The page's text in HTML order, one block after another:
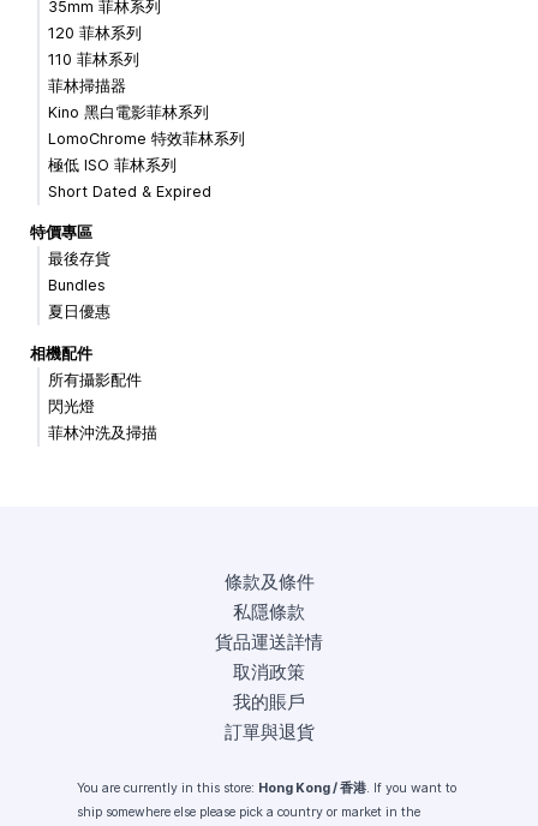
35mm 菲林系列
120 菲林系列
110 菲林系列
菲林掃描器
Kino 黑白電影菲林系列
LomoChrome 特效菲林系列
極低 ISO 菲林系列
Short Dated & Expired
特價專區
最後存貨
Bundles
夏日優惠
相機配件
所有攝影配件
閃光燈
菲林沖洗及掃描
條款及條件
私隱條款
貨品運送詳情
取消政策
我的賬戶
訂單與退貨
You are currently in this store: Hong Kong / 香港. If you want to
ship somewhere else please pick a country or market in the